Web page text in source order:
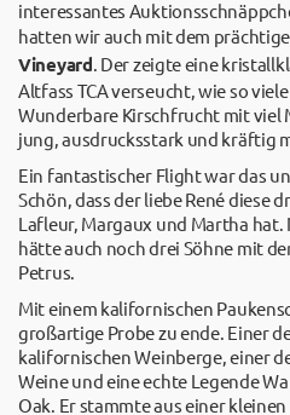
interessantes
hatten wir auch mit dem
Vineyard. Der zeigte eine
Altfass TCA verseucht, wie so
Wunderbare Kirschfrucht mit viel
jung, ausdrucksstark und kräftig
Ein fantastischer Flight war das
Schön, dass der liebe René diese
Lafleur, Margaux und Martha hat.
hätte auch noch drei Söhne mit
Petrus.
Mit einem kalifornischen
großartige Probe zu ende. Einer
kalifornischen Weinberge, einer
Weine und eine echte Legende
Oak. Er stammte aus einer